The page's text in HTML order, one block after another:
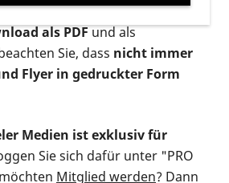
als gedruckte Variante
als PDFund als
Sie, dass nicht immer
Flyer in gedruckter Form
Medien ist exklusiv für
Sie sich dafür unter "PRO
Mitglied werden? Dann